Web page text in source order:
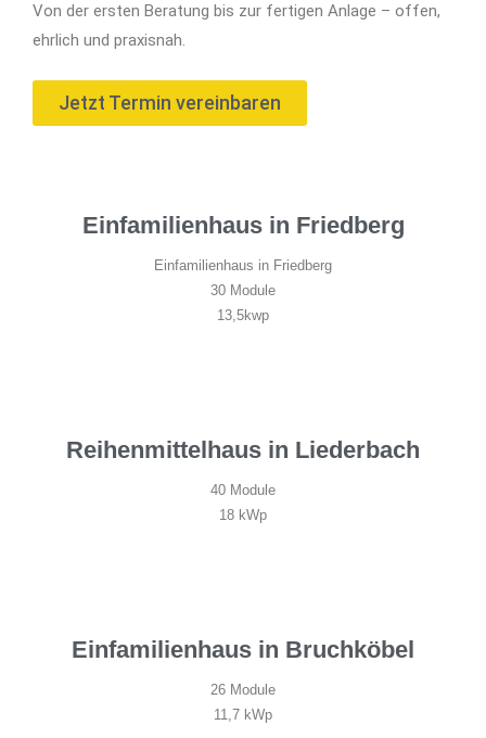
Von der ersten Beratung bis zur fertigen Anlage – offen,
ehrlich und praxisnah.
Jetzt Termin vereinbaren
Einfamilienhaus in Friedberg
Einfamilienhaus in Friedberg
30 Module
13,5kwp
Reihenmittelhaus in Liederbach
40 Module
18 kWp
Einfamilienhaus in Bruchköbel
26 Module
11,7 kWp